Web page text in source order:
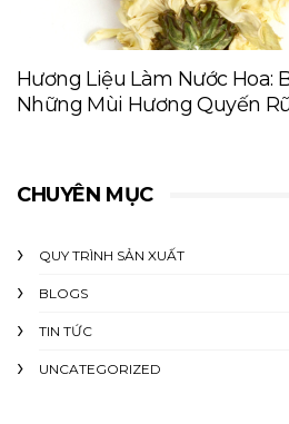
Hương Liệu Làm Nước Hoa:
Những Mùi Hương Quyến
CHUYÊN MỤC
QUY TRÌNH SẢN XUẤT
BLOGS
TIN TỨC
UNCATEGORIZED